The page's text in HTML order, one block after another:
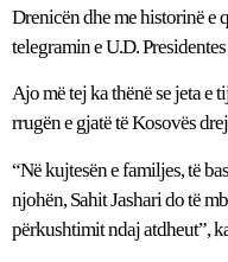
Drenicën dhe me historinë e
telegramin e U.D.
Ajo më tej ka thënë se jeta e
rrugën e gjatë të Kosovës
“Në kujtesën e familjes, të
njohën, Sahit Jashari do të
përkushtimit ndaj atdheut”,